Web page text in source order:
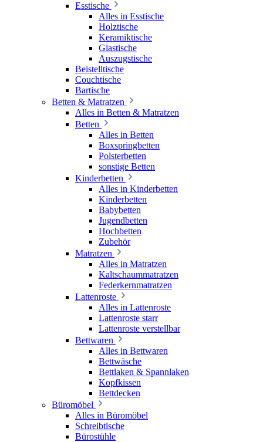
Esstische
Alles in Esstische
Holztische
Keramiktische
Glastische
Auszugstische
Beistelltische
Couchtische
Bartische
Betten & Matratzen
Alles in Betten & Matratzen
Betten
Alles in Betten
Boxspringbetten
Polsterbetten
sonstige Betten
Kinderbetten
Alles in Kinderbetten
Kinderbetten
Babybetten
Jugendbetten
Hochbetten
Zubehör
Matratzen
Alles in Matratzen
Kaltschaummatratzen
Federkernmatratzen
Lattenroste
Alles in Lattenroste
Lattenroste starr
Lattenroste verstellbar
Bettwaren
Alles in Bettwaren
Bettwäsche
Bettlaken & Spannlaken
Kopfkissen
Bettdecken
Büromöbel
Alles in Büromöbel
Schreibtische
Bürostühle